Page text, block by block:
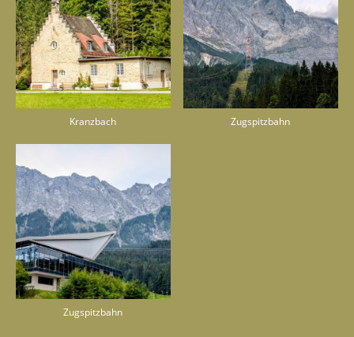
Kranzbach Zugspitzbahn
Zugspitzbahn